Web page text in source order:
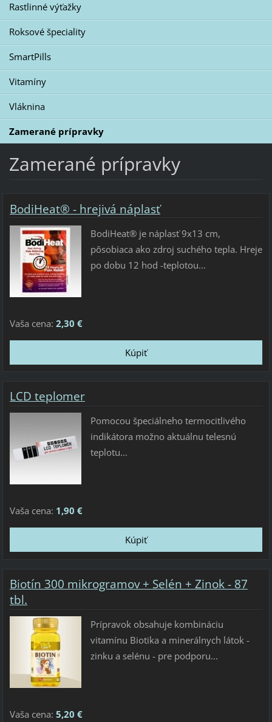
Rastlinné výťažky
Roksové špeciality
SmartPills
Vitamíny
Vláknina
Zamerané prípravky
Zamerané prípravky
BodiHeat® - hrejivá náplasť
BodiHeat® je náplasť 9x13 cm,
pôsobiaca ako zdroj suchého tepla. Hreje
po dobu 12 hod -teplotou...
Vaša cena: 2,30 €
LCD teplomer
Pomocou špeciálneho termocitlivého
indikátora možno aktuálnu telesnú
teplotu...
Vaša cena: 1,90 €
Biotín 300 mikrogramov + Selén + Zinok - 87
tbl.
Prípravok obsahuje kombináciu
vitamínu Biotika a minerálnych látok -
zinku a selénu - pre podporu...
Vaša cena: 5,20 €